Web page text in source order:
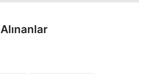
veya görüntülenemiyor.